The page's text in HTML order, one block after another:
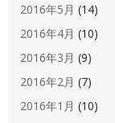
2016年5月 (14)
2016年4月 (10)
2016年3月 (9)
2016年2月 (7)
2016年1月 (10)